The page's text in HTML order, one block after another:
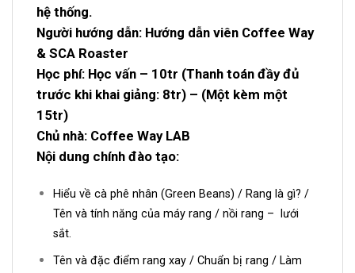
hệ thống.
Người hướng dẫn: Hướng dẫn viên Coffee Way
& SCA Roaster
Học phí: Học vấn – 10tr (Thanh toán đầy đủ
trước khi khai giảng: 8tr) – (Một kèm một
15tr)
Chủ nhà: Coffee Way LAB
Nội dung chính đào tạo:
Hiểu về cà phê nhân (Green Beans) / Rang là gì? /
Tên và tính năng của máy rang / nồi rang – lưới
sắt.
Tên và đặc điểm rang xay / Chuẩn bị rang / Làm